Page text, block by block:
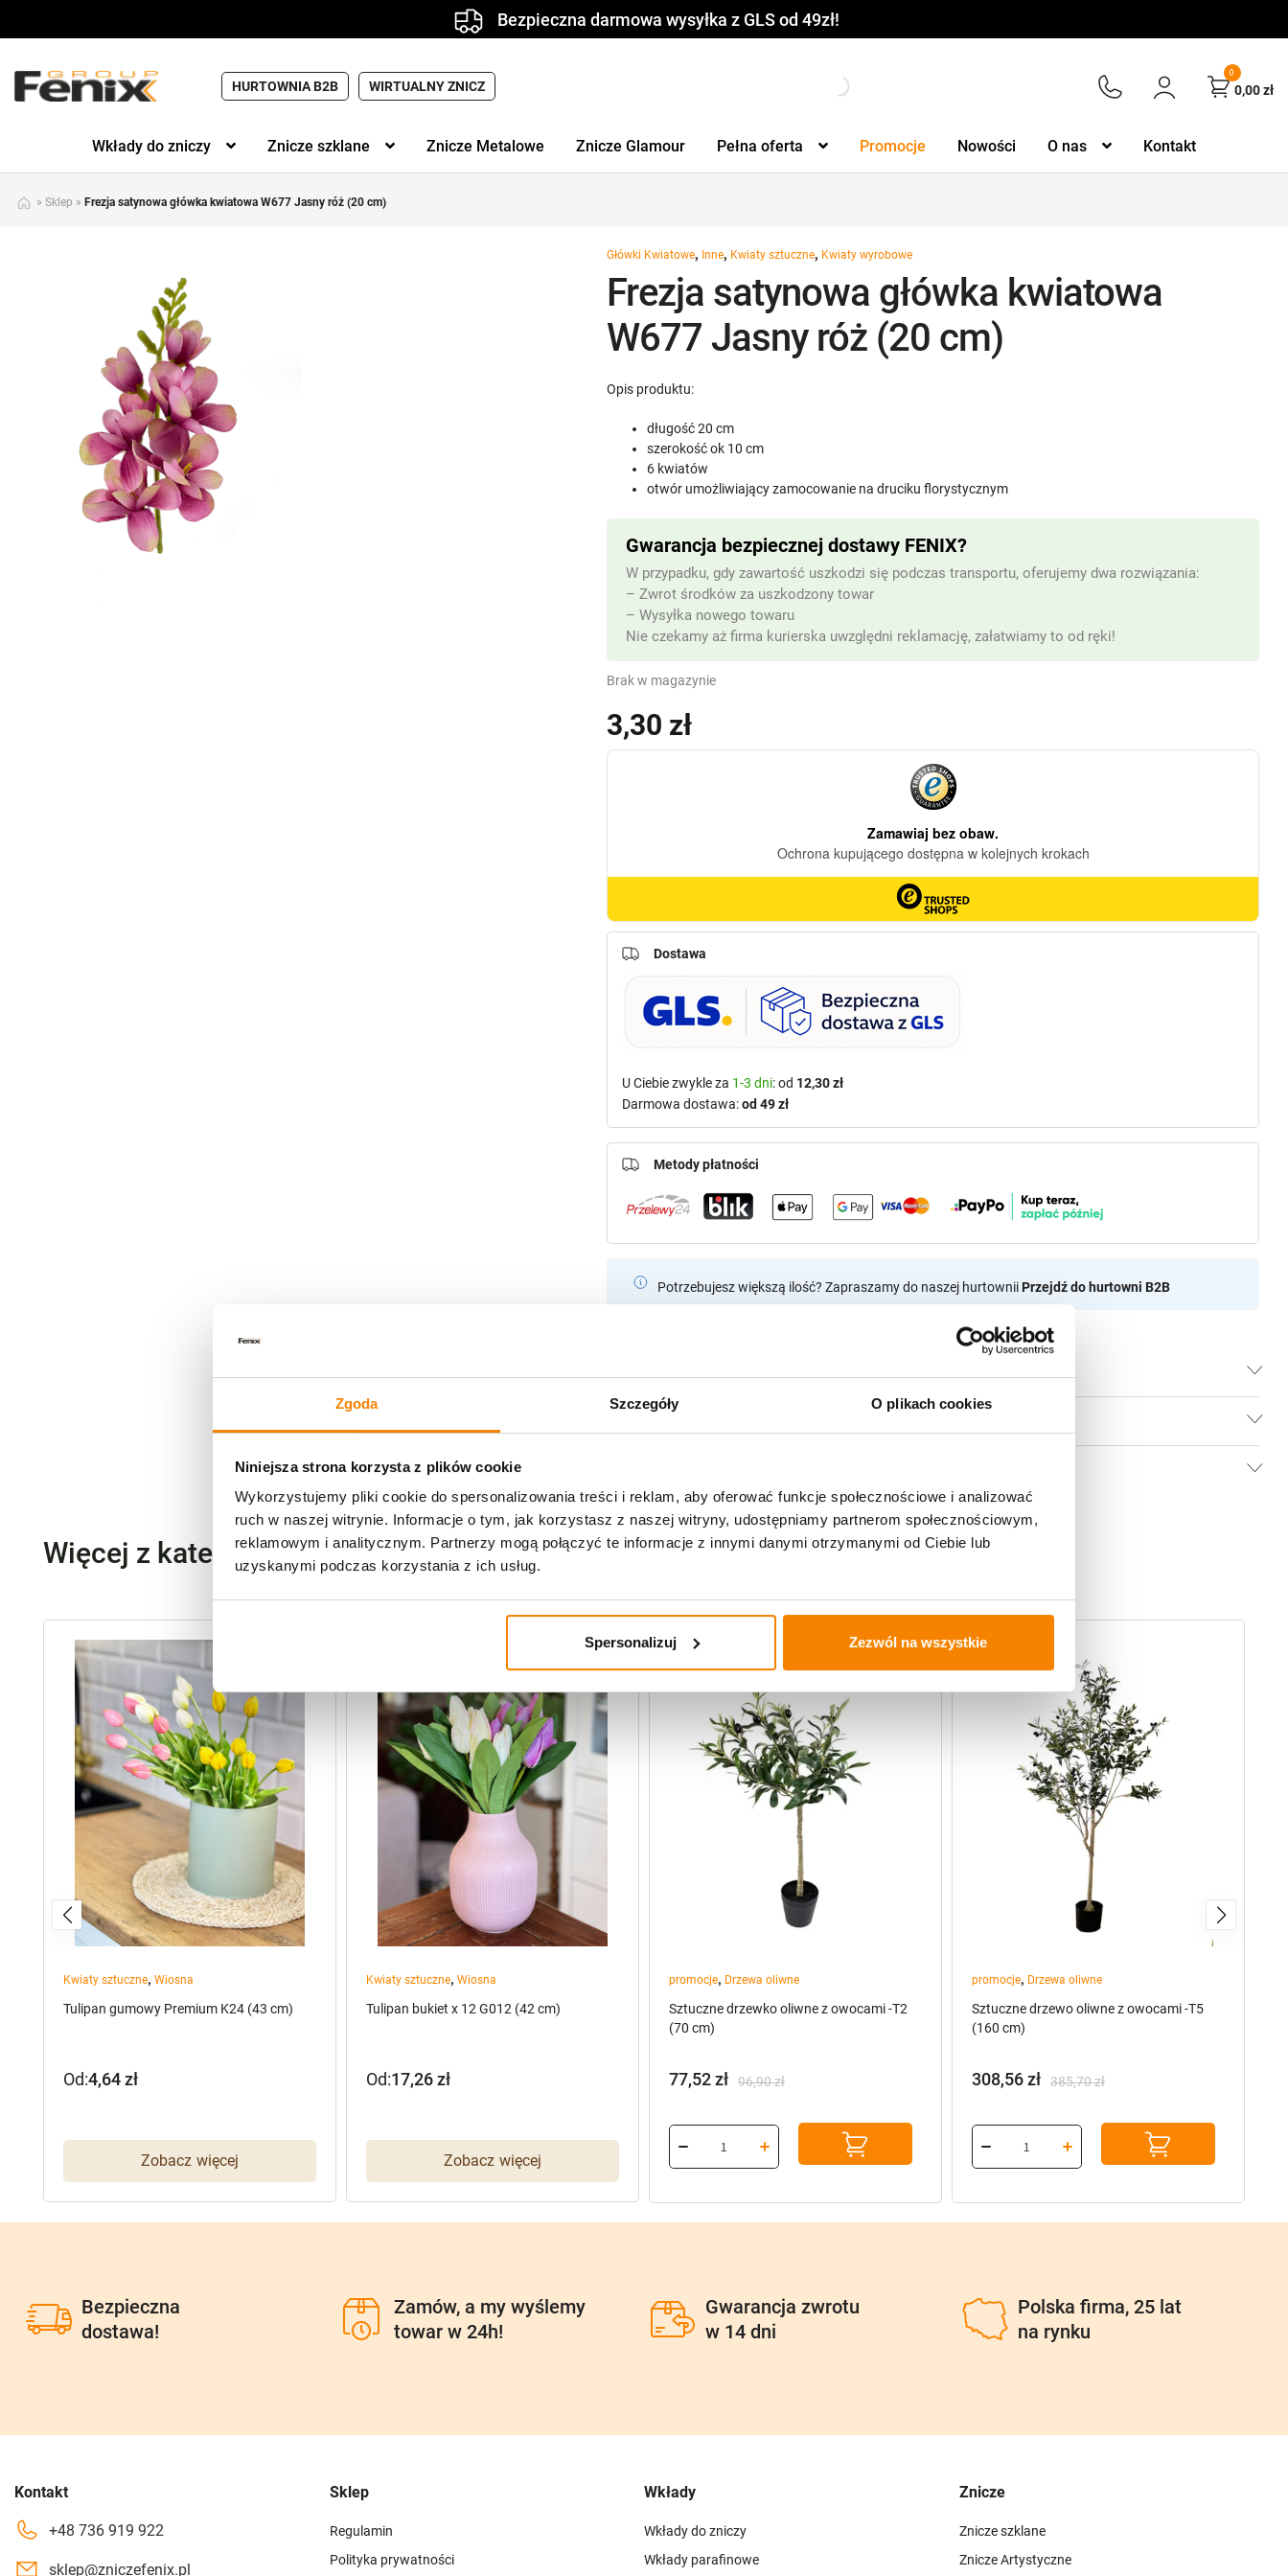
Zgoda Szczegóły O plikach cookies
Niniejsza strona korzysta z plików cookie
Wykorzystujemy pliki cookie do spersonalizowania treści i reklam, aby oferować funkcje społecznościowe i analizować
ruch w naszej witrynie. Informacje o tym, jak korzystasz z naszej witryny, udostępniamy partnerom społecznościowym,
reklamowym i analitycznym. Partnerzy mogą połączyć te informacje z innymi danymi otrzymanymi od Ciebie lub
uzyskanymi podczas korzystania z ich usług.
Spersonalizuj Zezwól na wszystkie
Bezpieczna darmowa wysyłka z GLS od 49zł!
HURTOWNIA B2B WIRTUALNY ZNICZ
0
0,00zł
Wkłady do zniczy Znicze szklane Znicze Metalowe Znicze Glamour Pełna oferta Promocje Nowości O nas Kontakt
» Sklep » Frezja satynowa główka kwiatowa W677 Jasny róż (20 cm)
Główki Kwiatowe, Inne, Kwiaty sztuczne, Kwiaty wyrobowe
Frezja satynowa główka kwiatowa
W677 Jasny róż (20 cm)
3,30 zł
Opis produktu:
długość 20 cm
szerokość ok 10 cm
6 kwiatów
otwór umożliwiający zamocowanie na druciku florystycznym
Brak w magazynie
Gwarancja bezpiecznej dostawy FENIX?
W przypadku, gdy zawartość uszkodzi się podczas transportu, oferujemy dwa rozwiązania:
– Zwrot środków za uszkodzony towar
– Wysyłka nowego towaru
Nie czekamy aż firma kurierska uwzględni reklamację, załatwiamy to od ręki!
Potrzebujesz większą ilość? Zapraszamy do naszej hurtowniiPrzejdź do hurtowni B2B
Dostawa
U Ciebie zwykle za 1-3 dni: od 12,30 zł
Darmowa dostawa:od 49 zł
Metody płatności
Specyfikacja
Więcej z kategorii Kwiaty sztuczne
Kwiaty sztuczne, Wiosna
Tulipan gumowy Premium K24 (43 cm)
Zobacz więcej
Od:4,64zł
Kwiaty sztuczne, Wiosna
Tulipan bukiet x 12 G012 (42 cm)
Zobacz więcej
Od:17,26zł
promocje, Drzewa oliwne
Sztuczne drzewko oliwne z owocami -T2
(70 cm)
- 20%
96,90zł
cena
wynosiła:
96,90 zł.
77,52zł
cena
wynosi:
77,52 zł.
promocje, Drzewa oliwne
Sztuczne drzewo oliwne z owocami -T5
(160 cm)
-20%
385,70zł
cena
wynosiła:
385,70 zł.
308,56zł
cena
wynosi:
308,56 zł.
Bezpieczna
dostawa!
Zamów, a my wyślemy
towar w 24h!
Gwarancja zwrotu
w 14 dni
Polska firma, 25 lat
na rynku
Kontakt
+48 736 919 922
sklep@zniczefenix.pl
Sklep
Regulamin
Polityka prywatności
Wkłady
Wkłady do zniczy
Wkłady parafinowe
Znicze
Znicze szklane
Znicze Artystyczne